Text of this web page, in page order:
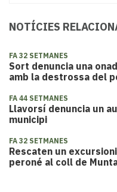
NOTÍCIES
FA 32 SETMANES
Sort denuncia una
amb la destrossa del
FA 44 SETMANES
Llavorsí denuncia un
municipi
FA 32 SETMANES
Rescaten un
peroné al coll de